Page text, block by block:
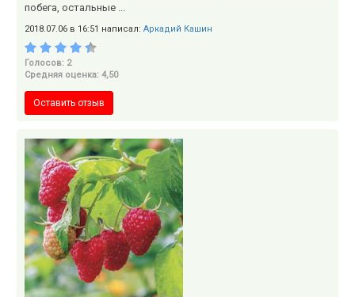
побега, остальные ...
2018.07.06 в 16:51 написал: Аркадий Кашин
Голосов: 2
Средняя оценка: 4,50
Оставить отзыв